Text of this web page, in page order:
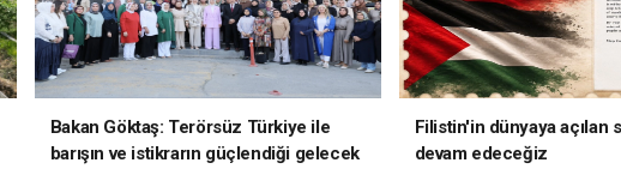
Bakan Göktaş: Terörsüz Türkiye ile
barışın ve istikrarın güçlendiği gelecek
Filistin'in dünyaya açılan
devam edeceğiz